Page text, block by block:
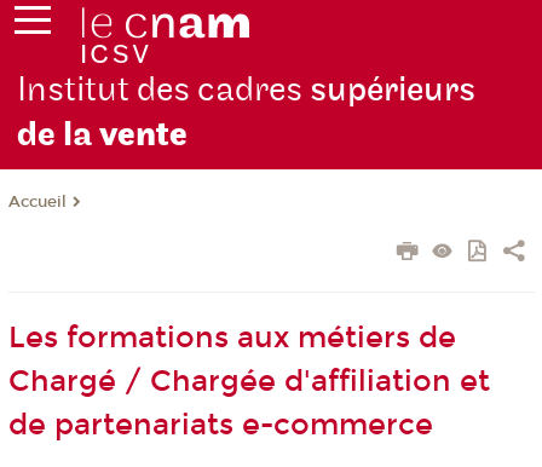
Institut des cadres supérieurs
de lavente
Accueil
Les formations aux métiers de
Chargé / Chargée d'affiliation et
de partenariats e-commerce